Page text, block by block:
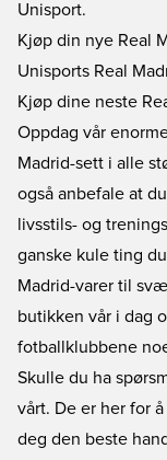
Unisport.
Kjøp din nye Real
Unisports Real
Kjøp dine neste
Oppdag vår
Madrid-sett i alle
også anbefale at
livsstils- og
ganske kule ting
Madrid-varer til
butikken vår i dag
fotballklubbene
Skulle du ha
vårt. De er her for
deg den beste